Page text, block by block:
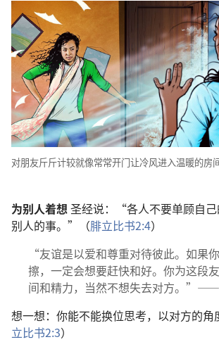
对朋友斤斤计较就像常常开门让冷风进入温暖的房
为别人着想圣经说：“各人不要单顾自
别人的事。”（腓立比书2:4）
“友谊是以爱和尊重对待彼此。如果
擦，一定会想要赶快和好。你为这段
间和精力，当然不想失去对方。
想一想：你能不能换位思考，以对方的角
立比书2:3）